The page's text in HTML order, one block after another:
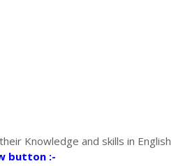
Knowledge and skills in English
button :-